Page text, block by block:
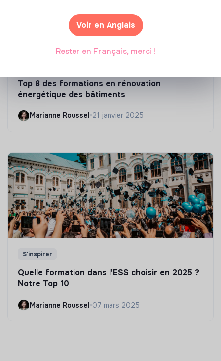
Top 8 des formations en rénovation
énergétique des bâtiments
Marianne Roussel•21 janvier 2025
S'inspirer
Quelle formation dans l'ESS choisir en 2025 ?
Notre Top 10
Marianne Roussel•07 mars 2025
Voir en Anglais
Rester en Français, merci !